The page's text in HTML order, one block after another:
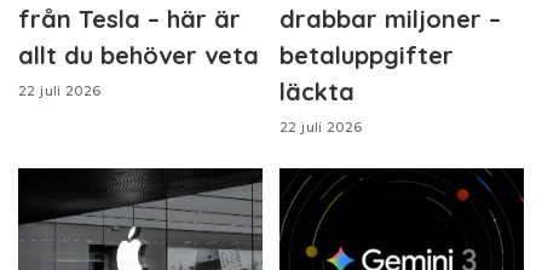
från Tesla – här är
allt du behöver veta
22 juli 2026
drabbar miljoner –
betaluppgifter
läckta
22 juli 2026